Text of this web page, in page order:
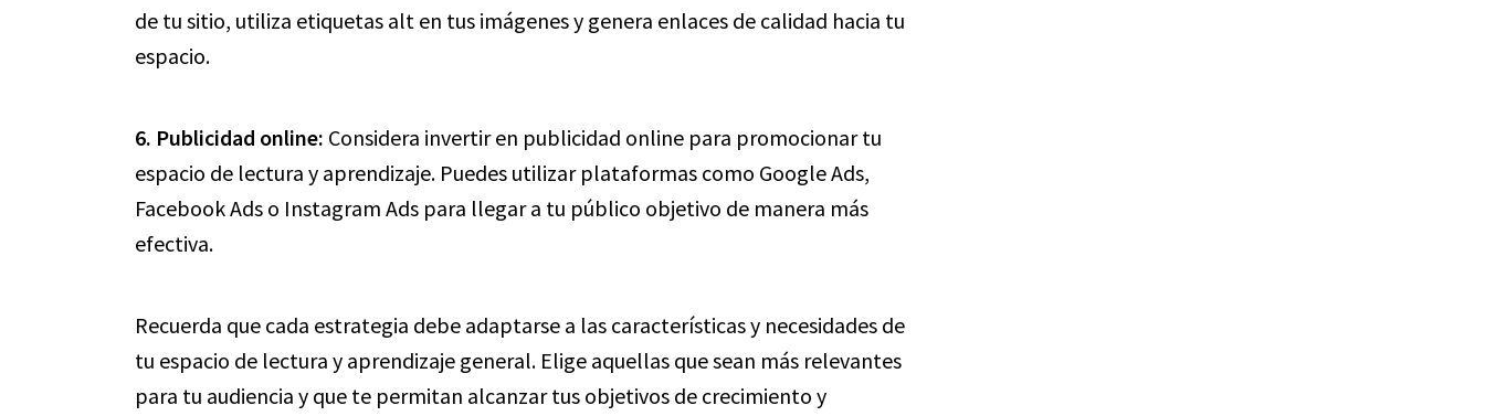
de tu sitio, utiliza etiquetas alt en tus imágenes y genera enlaces de calidad hacia tu
espacio.
6. Publicidad online: Considera invertir en publicidad online para promocionar tu
espacio de lectura y aprendizaje. Puedes utilizar plataformas como Google Ads,
Facebook Ads o Instagram Ads para llegar a tu público objetivo de manera más
efectiva.
Recuerda que cada estrategia debe adaptarse a las características y necesidades de
tu espacio de lectura y aprendizaje general. Elige aquellas que sean más relevantes
para tu audiencia y que te permitan alcanzar tus objetivos de crecimiento y